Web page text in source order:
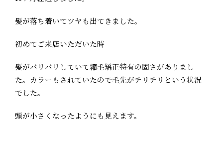
髪が落ち着いてツヤも出てきました。
初めてご来店いただいた時
髪がバリバリしていて縮毛矯正特有の固さがありまし
た。カラーもされていたので毛先がチリチリという状況
でした。
頭が小さくなったようにも見えます。